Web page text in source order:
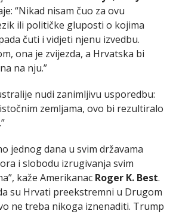
“Nikad nisam čuo za ovu
ili političke gluposti o kojima
čuti i vidjeti njenu izvedbu.
ona je zvijezda, a Hrvatska bi
na nju.”
nudi zanimljivu usporedbu:
zemljama, ovo bi rezultiralo
jednog dana u svim državama
i slobodu izrugivanja svim
kaže Amerikanac Roger K. Best.
su Hrvati preekstremni u Drugom
ne treba nikoga iznenaditi. Trump